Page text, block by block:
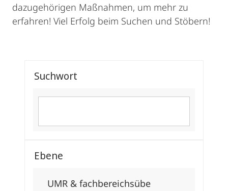
dazugehörigen Maßnahmen, um mehr zu
erfahren! Viel Erfolg beim Suchen und Stöbern!
Suchwort
Ebene
UMR & fachbereichsübe